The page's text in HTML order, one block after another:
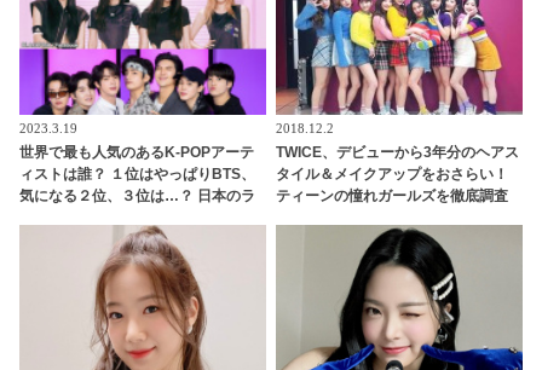
2023.3.19
世界で最も人気のあるK-POPアーテ
ィストは誰？ １位はやっぱりBTS、
気になる２位、３位は…？ 日本のラ
ンクイン！ 各国の個性あふれるデー
タに注目殺到
2018.12.2
TWICE、デビューから3年分のヘアス
タイル＆メイクアップをおさらい！
ティーンの憧れガールズを徹底調査